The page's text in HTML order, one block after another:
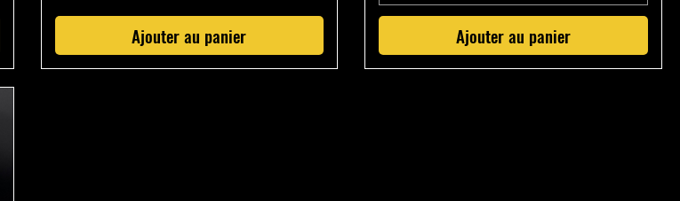
Ajouter au panier Ajouter au panier